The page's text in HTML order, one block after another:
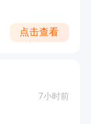
点击查看
7小时前